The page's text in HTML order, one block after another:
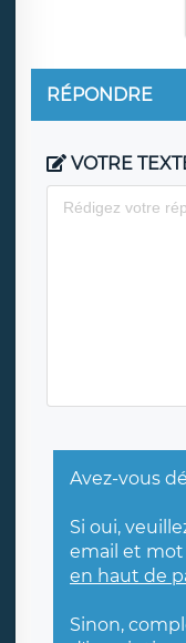
RÉPONDRE
VOTRE
Avez-vous
Si oui,
email et mot
en haut de
Sinon,